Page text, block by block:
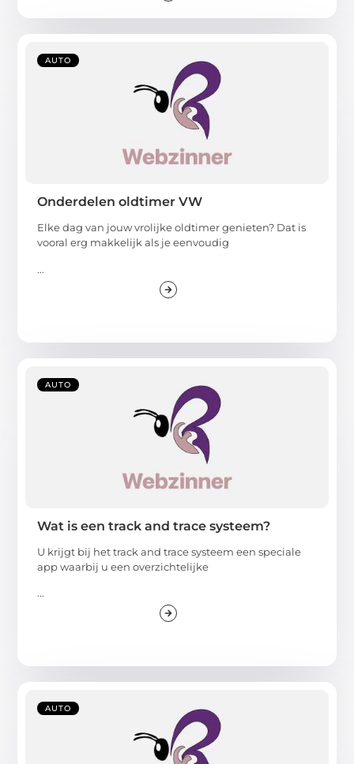
AUTO
Onderdelen oldtimer VW
Elke dag van jouw vrolijke oldtimer genieten? Dat is
vooral erg makkelijk als je eenvoudig
...
AUTO
Wat is een track and trace systeem?
U krijgt bij het track and trace systeem een speciale
app waarbij u een overzichtelijke
...
AUTO